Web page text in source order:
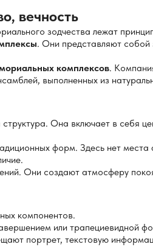
вечность
зодчества лежат
. Они представляют
комплексов.
выполненных из
Она включает в себя
форм. Здесь нет
Они создают атмосферу
компонентов.
или трапециевидной
портрет, текстовую